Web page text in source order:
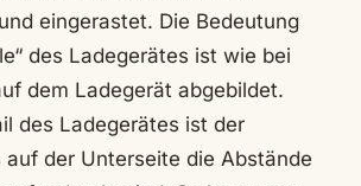
eingerastet. Die Bedeutung
des Ladegerätes ist wie bei
dem Ladegerät abgebildet.
des Ladegerätes ist der
auf der Unterseite die Abstände